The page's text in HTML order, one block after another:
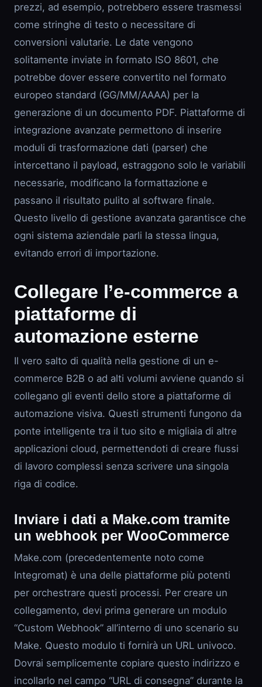
prezzi, ad esempio, potrebbero essere trasmessi
come stringhe di testo o necessitare di
conversioni valutarie. Le date vengono
solitamente inviate in formato ISO 8601, che
potrebbe dover essere convertito nel formato
europeo standard (GG/MM/AAAA) per la
generazione di un documento PDF. Piattaforme di
integrazione avanzate permettono di inserire
moduli di trasformazione dati (parser) che
intercettano il payload, estraggono solo le variabili
necessarie, modificano la formattazione e
passano il risultato pulito al software finale.
Questo livello di gestione avanzata garantisce che
ogni sistema aziendale parli la stessa lingua,
evitando errori di importazione.
Collegare l’e-commerce a
piattaforme di
automazione esterne
Il vero salto di qualità nella gestione di un e-
commerce B2B o ad alti volumi avviene quando si
collegano gli eventi dello store a piattaforme di
automazione visiva. Questi strumenti fungono da
ponte intelligente tra il tuo sito e migliaia di altre
applicazioni cloud, permettendoti di creare flussi
di lavoro complessi senza scrivere una singola
riga di codice.
Inviare i dati a Make.com tramite
un webhook per WooCommerce
Make.com (precedentemente noto come
Integromat) è una delle piattaforme più potenti
per orchestrare questi processi. Per creare un
collegamento, devi prima generare un modulo
“Custom Webhook” all’interno di uno scenario su
Make. Questo modulo ti fornirà un URL univoco.
Dovrai semplicemente copiare questo indirizzo e
incollarlo nel campo “URL di consegna” durante la